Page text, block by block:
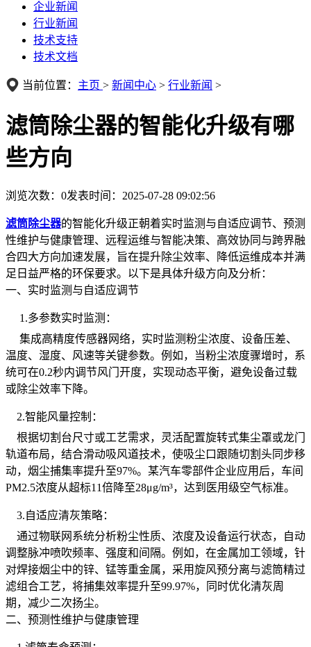
企业新闻
行业新闻
技术支持
技术文档
当前位置： 主页 > 新闻中心 > 行业新闻 >
滤筒除尘器的智能化升级有哪
些方向
浏览次数： 0发表时间：2025-07-28 09:02:56
滤筒除尘器的智能化升级正朝着实时监测与自适应调节、预测
性维护与健康管理、远程运维与智能决策、高效协同与跨界融
合四大方向加速发展，旨在提升除尘效率、降低运维成本并满
足日益严格的环保要求。以下是具体升级方向及分析：
一、实时监测与自适应调节
1.多参数实时监测：
集成高精度传感器网络，实时监测粉尘浓度、设备压差、
温度、湿度、风速等关键参数。例如，当粉尘浓度骤增时，系
统可在0.2秒内调节风门开度，实现动态平衡，避免设备过载
或除尘效率下降。
2.智能风量控制：
根据切割台尺寸或工艺需求，灵活配置旋转式集尘罩或龙门
轨道布局，结合滑动吸风道技术，使吸尘口跟随切割头同步移
动，烟尘捕集率提升至97%。某汽车零部件企业应用后，车间
PM2.5浓度从超标11倍降至28μg/m³，达到医用级空气标准。
3.自适应清灰策略：
通过物联网系统分析粉尘性质、浓度及设备运行状态，自动
调整脉冲喷吹频率、强度和间隔。例如，在金属加工领域，针
对焊接烟尘中的锌、锰等重金属，采用旋风预分离与滤筒精过
滤组合工艺，将捕集效率提升至99.97%，同时优化清灰周
期，减少二次扬尘。
二、预测性维护与健康管理